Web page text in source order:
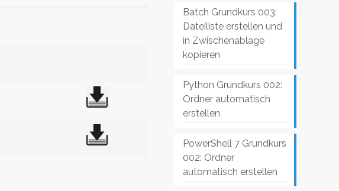
Batch Grundkurs 003:
Dateiliste erstellen und
in Zwischenablage
kopieren
Python Grundkurs 002:
Ordner automatisch
erstellen
PowerShell 7 Grundkurs
002: Ordner
automatisch erstellen